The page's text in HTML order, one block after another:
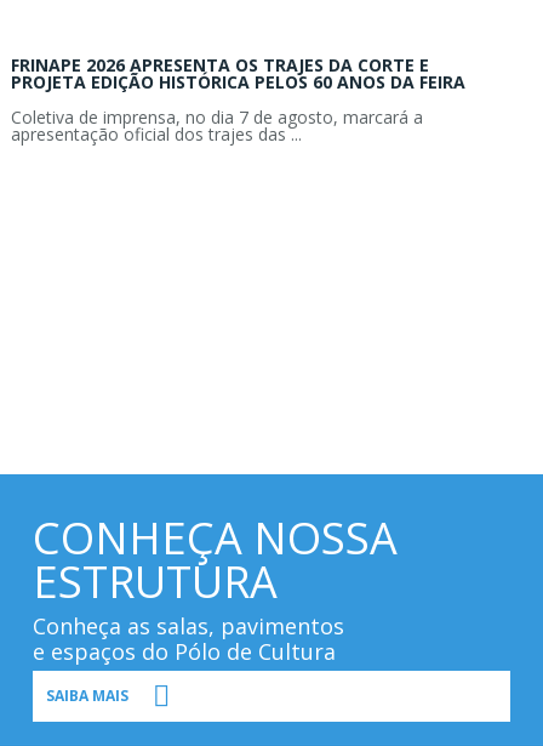
FRINAPE 2026 APRESENTA OS TRAJES DA CORTE E
PROJETA EDIÇÃO HISTÓRICA PELOS 60 ANOS DA FEIRA
Coletiva de imprensa, no dia 7 de agosto, marcará a
apresentação oficial dos trajes das ...
CONHEÇA NOSSA
ESTRUTURA
Conheça as salas, pavimentos
e espaços do Pólo de Cultura
SAIBA MAIS